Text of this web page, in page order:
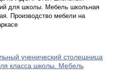
для школы. Мебель школьная
Производство мебели на
ученический столешница
класса школы. Мебель